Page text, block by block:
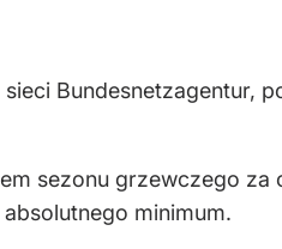
Bundesnetzagentur,
sezonu grzewczego za
minimum.